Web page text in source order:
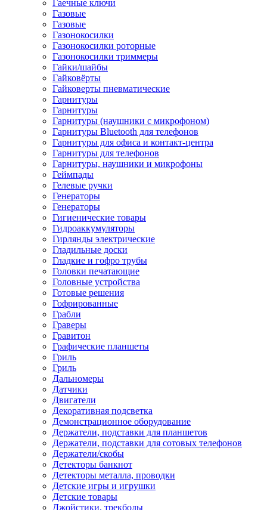
Гаечные ключи
Газовые
Газовые
Газонокосилки
Газонокосилки роторные
Газонокосилки триммеры
Гайки/шайбы
Гайковёрты
Гайковерты пневматические
Гарнитуры
Гарнитуры
Гарнитуры (наушники с микрофоном)
Гарнитуры Bluetooth для телефонов
Гарнитуры для офиса и контакт-центра
Гарнитуры для телефонов
Гарнитуры, наушники и микрофоны
Геймпады
Гелевые ручки
Генераторы
Генераторы
Гигиенические товары
Гидроаккумуляторы
Гирлянды электрические
Гладильные доски
Гладкие и гофро трубы
Головки печатающие
Головные устройства
Готовые решения
Гофрированные
Грабли
Граверы
Гравитон
Графические планшеты
Гриль
Гриль
Дальномеры
Датчики
Двигатели
Декоративная подсветка
Демонстрационное оборудование
Держатели, подставки для планшетов
Держатели, подставки для сотовых телефонов
Держатели/скобы
Детекторы банкнот
Детекторы металла, проводки
Детские игры и игрушки
Детские товары
Джойстики, трекболы